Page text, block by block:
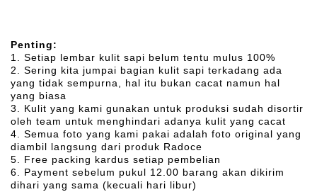
Penting:
1. Setiap lembar kulit sapi belum tentu mulus 100%
2. Sering kita jumpai bagian kulit sapi terkadang ada
yang tidak sempurna, hal itu bukan cacat namun hal
yang biasa
3. Kulit yang kami gunakan untuk produksi sudah disortir
oleh team untuk menghindari adanya kulit yang cacat
4. Semua foto yang kami pakai adalah foto original yang
diambil langsung dari produk Radoce
5. Free packing kardus setiap pembelian
6. Payment sebelum pukul 12.00 barang akan dikirim
dihari yang sama (kecuali hari libur)